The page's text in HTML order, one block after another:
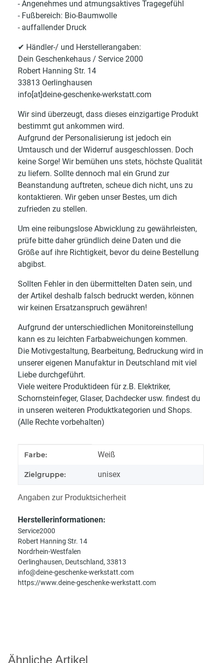
- Angenehmes und atmungsaktives Tragegefühl
- Fußbereich: Bio-Baumwolle
- auffallender Druck
✔ Händler-/ und Herstellerangaben:
Dein Geschenkehaus / Service 2000
Robert Hanning Str. 14
33813 Oerlinghausen
info[at]deine-geschenke-werkstatt.com
Wir sind überzeugt, dass dieses einzigartige Produkt
bestimmt gut ankommen wird.
Aufgrund der Personalisierung ist jedoch ein
Umtausch und der Widerruf ausgeschlossen. Doch
keine Sorge! Wir bemühen uns stets, höchste Qualität
zu liefern. Sollte dennoch mal ein Grund zur
Beanstandung auftreten, scheue dich nicht, uns zu
kontaktieren. Wir geben unser Bestes, um dich
zufrieden zu stellen.
Um eine reibungslose Abwicklung zu gewährleisten,
prüfe bitte daher gründlich deine Daten und die
Größe auf ihre Richtigkeit, bevor du deine Bestellung
abgibst.
Sollten Fehler in den übermittelten Daten sein, und
der Artikel deshalb falsch bedruckt werden, können
wir keinen Ersatzanspruch gewähren!
Aufgrund der unterschiedlichen Monitoreinstellung
kann es zu leichten Farbabweichungen kommen.
Die Motivgestaltung, Bearbeitung, Bedruckung wird in
unserer eigenen Manufaktur in Deutschland mit viel
Liebe durchgeführt.
Viele weitere Produktideen für z.B. Elektriker,
Schornsteinfeger, Glaser, Dachdecker usw. findest du
in unseren weiteren Produktkategorien und Shops.
(Alle Rechte vorbehalten)
Produkteigenschaft
Wert
Farbe: Weiß
Zielgruppe: unisex
Angaben zur Produktsicherheit
Herstellerinformationen:
Service2000
Robert Hanning Str. 14
Nordrhein-Westfalen
Oerlinghausen, Deutschland, 33813
info@deine-geschenke-werkstatt.com
https://www.deine-geschenke-werkstatt.com
Ähnliche Artikel